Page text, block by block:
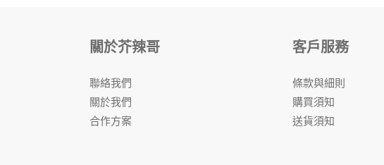
香
行
貨
關於芥辣哥
聯絡我們
關於我們
合作方案
客戶服務
條款與細則
購買須知
送貨須知